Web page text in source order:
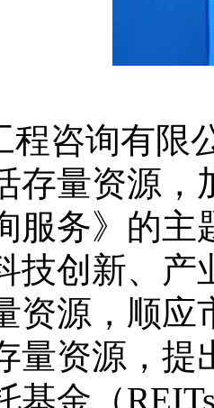
程咨询有
存量资源
服务》的主
技创新、
资源，顺应
量资源，提
基金（